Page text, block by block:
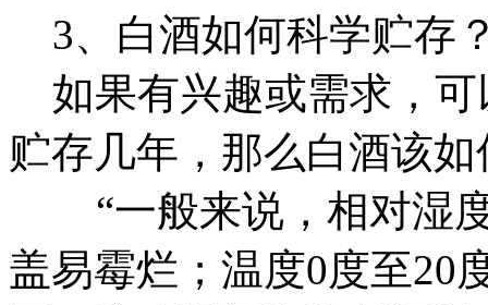
3、白酒如何科学贮存
如果有兴趣或需求，可
贮存几年，那么白酒该
“一般来说，相对湿度
盖易霉烂；温度0度至20